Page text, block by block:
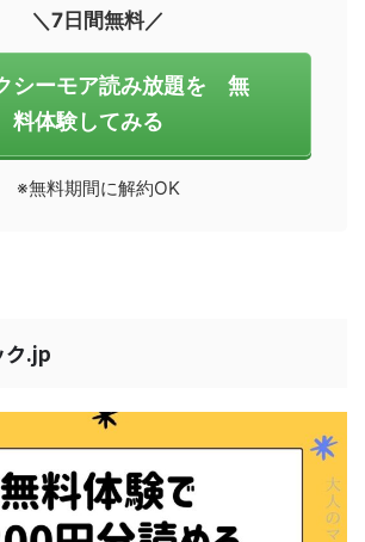
＼7日間無料／
シーモア読み放題を 無
料体験してみる
※無料期間に解約OK
ク.jp